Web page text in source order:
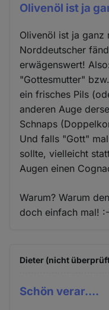
Olivenöl ist ja
Olivenöl ist ja ganz
Norddeutscher
erwägenswert!
"Gottesmutter"
ein frisches Pils
anderen Auge
Schnaps
Und falls "Gott"
sollte, vielleicht
Augen einen
Warum? Warum
doch einfach mal!
Dieter (nicht
Schön verar....